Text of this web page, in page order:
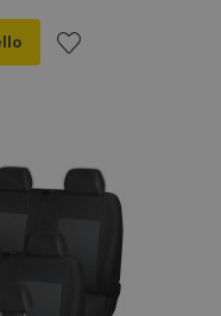
lista
desideri